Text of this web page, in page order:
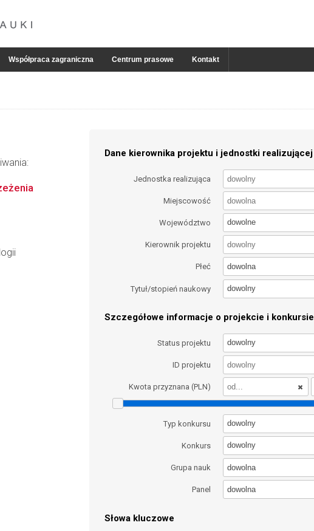
Współpraca zagraniczna Centrum prasowe Kontakt
Dane kierownika projektu i jednostki realizującej
Jednostka realizująca
Miejscowość
Województwo dowolne
Kierownik projektu
Płeć dowolna
Tytuł/stopień naukowy dowolny
Szczegółowe informacje o projekcie i konkursie
Status projektu dowolny
ID projektu
Kwota przyznana (PLN)
Typ konkursu dowolny
Konkurs dowolny
Grupa nauk dowolna
Panel dowolna
Słowa kluczowe